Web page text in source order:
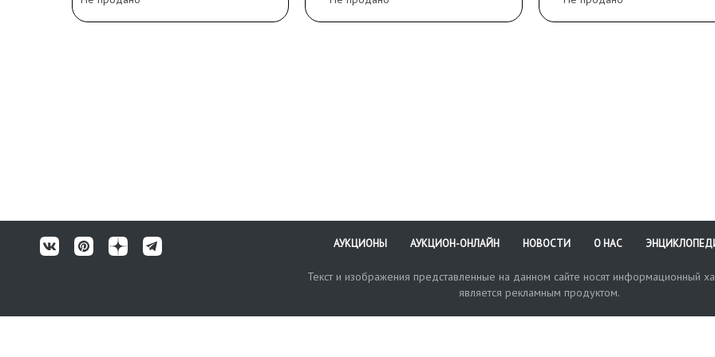
АУКЦИОНЫ АУКЦИОН-ОНЛАЙН НОВОСТИ О НАС
Текст и изображения представленные на данном сайте носят информационный
является рекламным продуктом.